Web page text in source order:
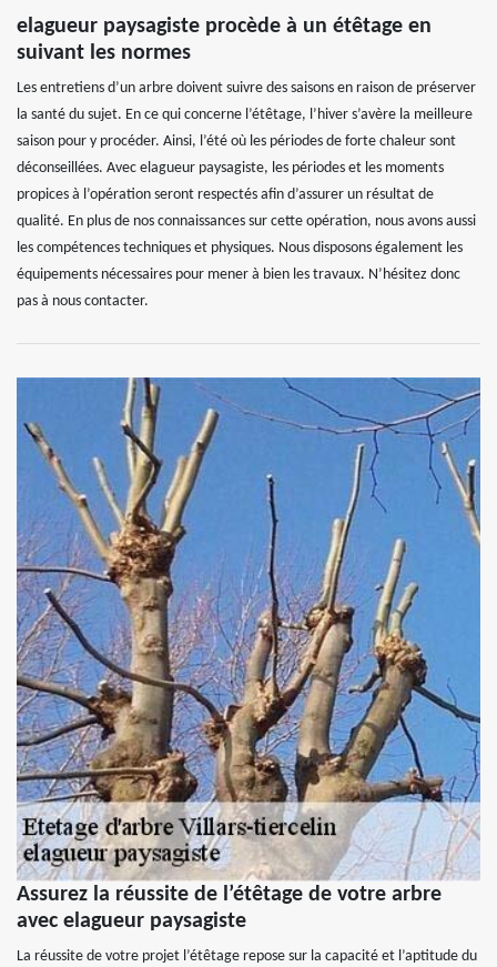
elagueur paysagiste procède à un étêtage en
suivant les normes
Les entretiens d’un arbre doivent suivre des saisons en raison de préserver
la santé du sujet. En ce qui concerne l’étêtage, l’hiver s’avère la meilleure
saison pour y procéder. Ainsi, l’été où les périodes de forte chaleur sont
déconseillées. Avec elagueur paysagiste, les périodes et les moments
propices à l’opération seront respectés afin d’assurer un résultat de
qualité. En plus de nos connaissances sur cette opération, nous avons aussi
les compétences techniques et physiques. Nous disposons également les
équipements nécessaires pour mener à bien les travaux. N’hésitez donc
pas à nous contacter.
Assurez la réussite de l’étêtage de votre arbre
avec elagueur paysagiste
La réussite de votre projet l’étêtage repose sur la capacité et l’aptitude du